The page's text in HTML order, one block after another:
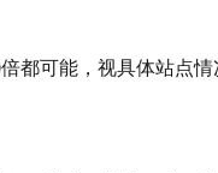
都可能，视具体站点情